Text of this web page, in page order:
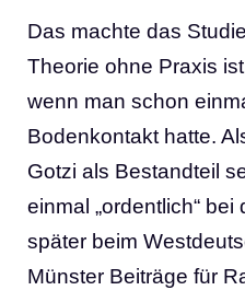
Das machte das
Theorie ohne Praxis
wenn man schon
Bodenkontakt hatte.
Gotzi als Bestandteil
einmal „ordentlich“
später beim
Münster Beiträge für